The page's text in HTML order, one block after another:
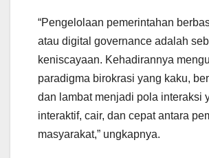
“Pengelolaan pemerintahan
atau digital governance adalah
keniscayaan. Kehadirannya
paradigma birokrasi yang kaku,
dan lambat menjadi pola interaksi
interaktif, cair, dan cepat antara
masyarakat,” ungkapnya.